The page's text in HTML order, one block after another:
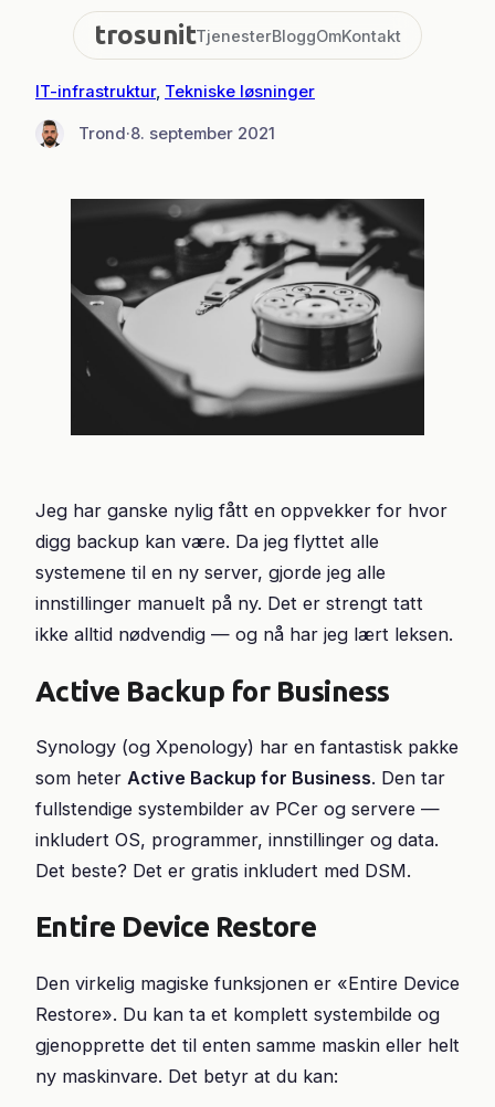
IT-infrastruktur, Tekniske løsninger
Trond·8. september 2021
Jeg har ganske nylig fått en oppvekker for hvor
digg backup kan være. Da jeg flyttet alle
systemene til en ny server, gjorde jeg alle
innstillinger manuelt på ny. Det er strengt tatt
ikke alltid nødvendig — og nå har jeg lært leksen.
Active Backup for Business
Synology (og Xpenology) har en fantastisk pakke
som heter Active Backup for Business. Den tar
fullstendige systembilder av PCer og servere —
inkludert OS, programmer, innstillinger og data.
Det beste? Det er gratis inkludert med DSM.
Entire Device Restore
Den virkelig magiske funksjonen er «Entire Device
Restore». Du kan ta et komplett systembilde og
gjenopprette det til enten samme maskin eller helt
ny maskinvare. Det betyr at du kan:
trosunitTjenesterBloggOmKontakt